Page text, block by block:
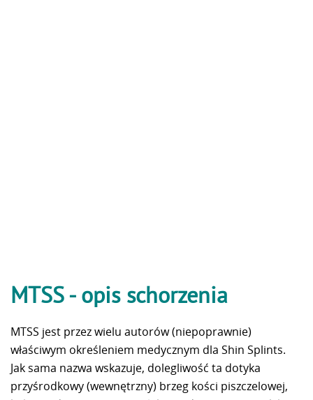
MTSS - opis schorzenia
MTSS jest przez wielu autorów (niepoprawnie)
właściwym określeniem medycznym dla Shin Splints.
Jak sama nazwa wskazuje, dolegliwość ta dotyka
przyśrodkowy (wewnętrzny) brzeg kości piszczelowej,